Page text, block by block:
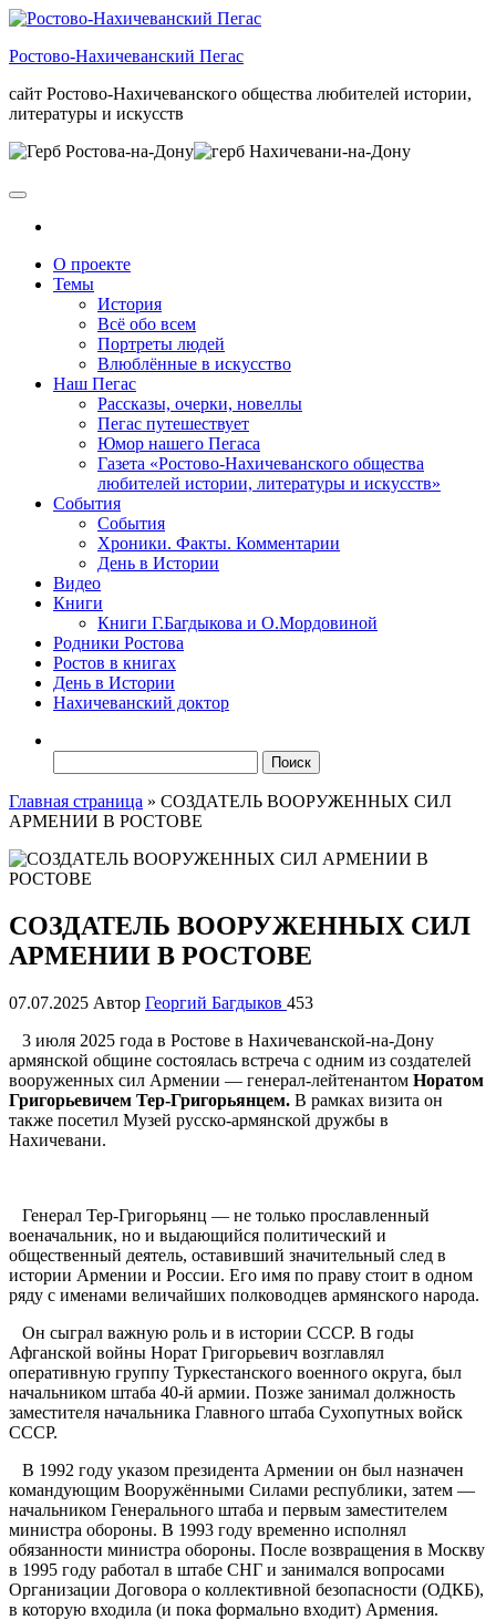
Skip
the
Ростово-Нахичеванский Пегас
сайт Ростово-Нахичеванского общества любителей истории,
литературы и искусств
О проекте
Темы
История
Всё обо всем
Портреты людей
Влюблённые в искусство
Наш Пегас
Рассказы, очерки, новеллы
Пегас путешествует
Юмор нашего Пегаса
Газета «Ростово-Нахичеванского общества
любителей истории, литературы и искусств»
События
События
Хроники. Факты. Комментарии
День в Истории
Видео
Книги
Книги Г.Багдыкова и О.Мордовиной
Родники Ростова
Ростов в книгах
День в Истории
Нахичеванский доктор
Главная страница » СОЗДАТЕЛЬ ВООРУЖЕННЫХ СИЛ
АРМЕНИИ В РОСТОВЕ
СОЗДАТЕЛЬ ВООРУЖЕННЫХ СИЛ
АРМЕНИИ В РОСТОВЕ
07.07.2025 Автор Георгий Багдыков 453
3 июля 2025 года в Ростове в Нахичеванской-на-Дону
армянской общине состоялась встреча с одним из создателей
вооруженных сил Армении — генерал-лейтенантом Норатом
Григорьевичем Тер-Григорьянцем. В рамках визита он
также посетил Музей русско-армянской дружбы в
Нахичевани.
Генерал Тер-Григорьянц — не только прославленный
военачальник, но и выдающийся политический и
общественный деятель, оставивший значительный след в
истории Армении и России. Его имя по праву стоит в одном
ряду с именами величайших полководцев армянского народа.
Он сыграл важную роль и в истории СССР. В годы
Афганской войны Норат Григорьевич возглавлял
оперативную группу Туркестанского военного округа, был
начальником штаба 40-й армии. Позже занимал должность
заместителя начальника Главного штаба Сухопутных войск
СССР.
В 1992 году указом президента Армении он был назначен
командующим Вооружёнными Силами республики, затем —
начальником Генерального штаба и первым заместителем
министра обороны. В 1993 году временно исполнял
обязанности министра обороны. После возвращения в Москву
в 1995 году работал в штабе СНГ и занимался вопросами
Организации Договора о коллективной безопасности (ОДКБ),
в которую входила (и пока формально входит) Армения.